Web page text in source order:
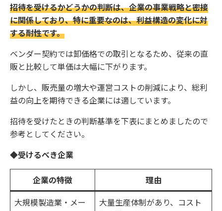
招待を受けるかどうかの判断は、企業の事業戦略と密接
に関係しており、特に重要なのは、利益構造の変化に対
する耐性です。
ベンダー契約では卸価格での取引となるため、従来の直
販と比較して単価は大幅に下がります。
しかし、販売量の増大や運営コストの削減により、総利
益の向上を期待できる企業には適しています。
招待を受けたときの判断基準を下表にまとめましたので
参考としてください。
◆受けるべき企業
企業の特徴
理由
大規模製造業・メー
大量生産体制があり、コスト